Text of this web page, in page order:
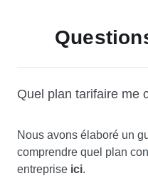
Quel plan tarifaire me
Nous avons élaboré un
comprendre quel plan
entreprise ici.